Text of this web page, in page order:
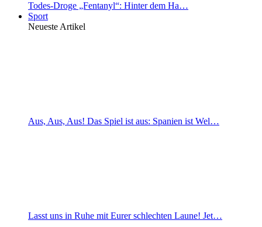
Todes-Droge „Fentanyl“: Hinter dem Ha…
Sport
Neueste Artikel
Aus, Aus, Aus! Das Spiel ist aus: Spanien ist Wel…
Lasst uns in Ruhe mit Eurer schlechten Laune! Jet…